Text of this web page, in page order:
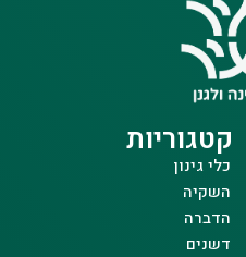
קטגוריות
כלי גינון
השקיה
הדברה
דשנים